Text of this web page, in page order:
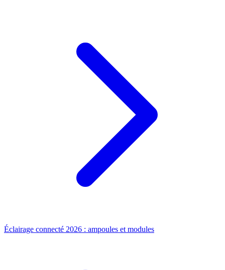
Éclairage connecté 2026 : ampoules et modules